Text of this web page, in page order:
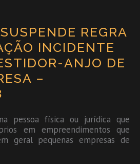
REGRA
INCIDENTE
ANJO DE
–
pessoa física ou jurídica que
em empreendimentos que
geral pequenas empresas de